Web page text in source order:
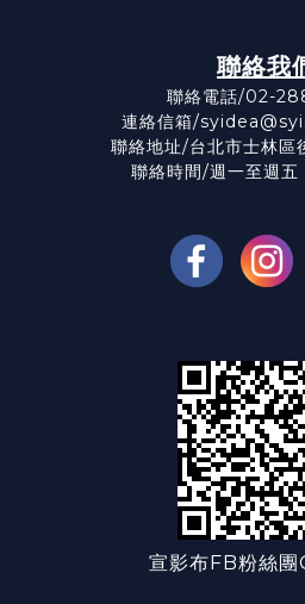
聯絡我
聯絡電話/02-
連絡信箱/
聯絡地址/台北市士林區
聯絡時間/週一至週
宣影布FB粉絲